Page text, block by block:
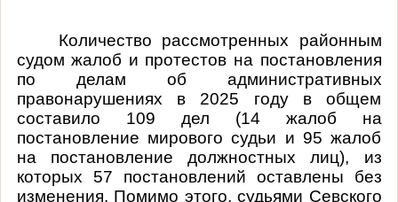
Количество рассмотренных районным
судом жалоб и протестов на постановления
по делам об административных
правонарушениях в 2025 году в общем
составило 109 дел (14 жалоб на
постановление мирового судьи и 95 жалоб
на постановление должностных лиц), из
которых 57 постановлений оставлены без
изменения. Помимо этого, судьями Севского